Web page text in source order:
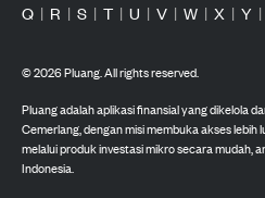
Q | R | S | T | U | V | W | X | Y |
©2026Pluang. All rights reserved.
Pluang adalah aplikasi finansial yang dikelola
Cemerlang, dengan misi membuka akses
melalui produk investasi mikro secara mudah,
Indonesia.